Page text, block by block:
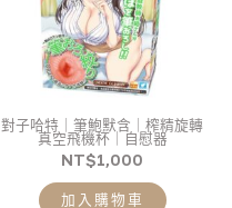
對子哈特｜筆鮑默含｜榨精旋轉
真空飛機杯｜自慰器
NT$1,000
加入購物車